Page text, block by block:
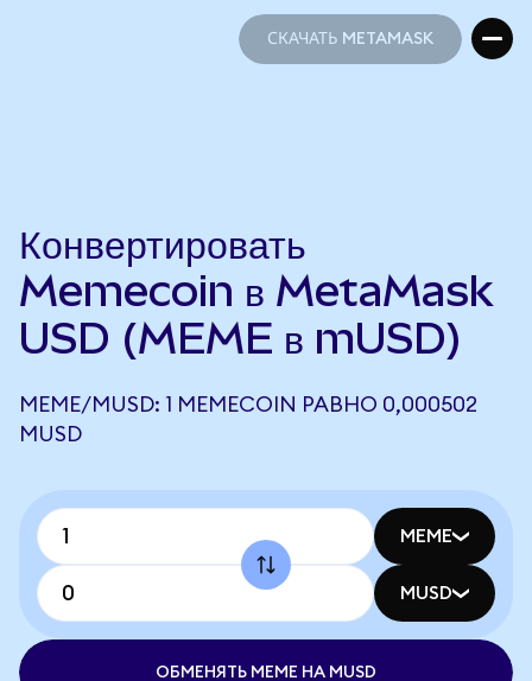
СКАЧАТЬ METAMASK
Конвертировать
Memecoin в MetaMask
USD (MEME в mUSD)
MEME/MUSD: 1 MEMECOIN РАВНО 0,000502
MUSD
MEME
MUSD
ОБМЕНЯТЬ MEME НА MUSD